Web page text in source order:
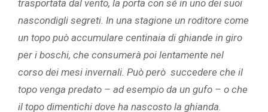
trasportata dal vento, la porta con sé in uno dei suoi
nascondigli segreti. In una stagione un roditore come
un topo può accumulare centinaia di ghiande in giro
per i boschi, che consumerà poi lentamente nel
corso dei mesi invernali. Può però succedere che il
topo venga predato – ad esempio da un gufo – o che
il topo dimentichi dove ha nascosto la ghianda.